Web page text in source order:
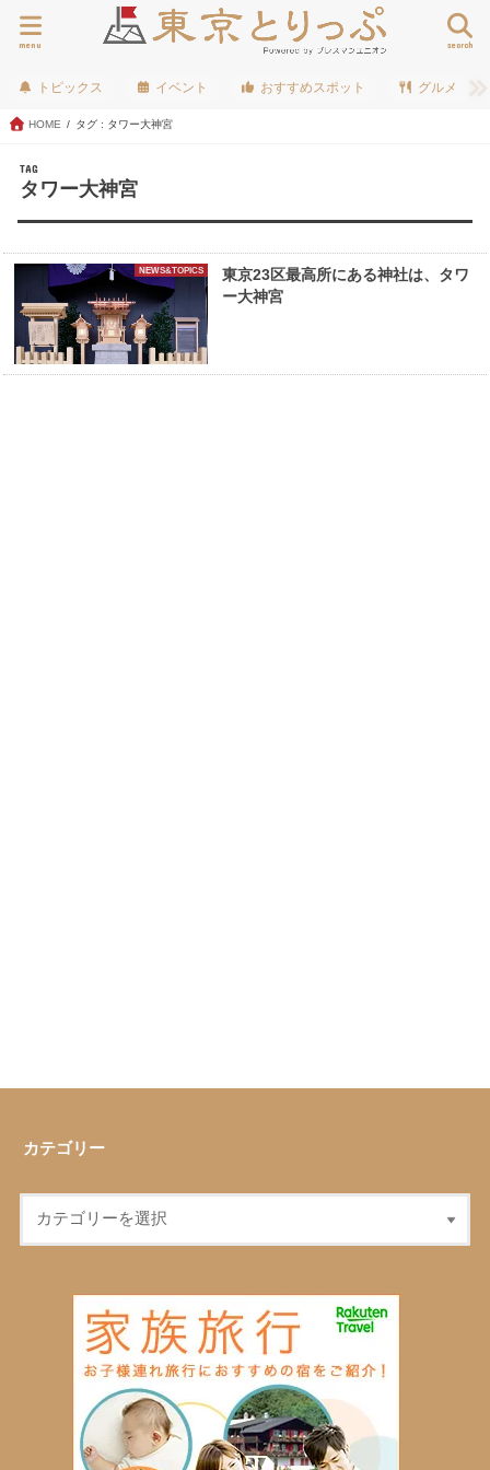
search
menu
トピックス イベント おすすめスポット グルメ
HOME タグ : タワー大神宮
TAG
タワー大神宮
NEWS&TOPICS
東京23区最高所にある神社は、タワ
ー大神宮
カテゴリー